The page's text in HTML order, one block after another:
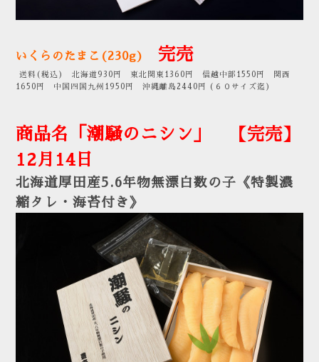
いくらのたまこ(230g) 完売
送料(税込) 北海道930円 東北関東1360円 信越中部1550円 関西
1650円 中国四国九州1950円 沖縄離島2440円 (６０サイズ迄)
商品名「潮騒のニシン」
【完売】
12月14日
北海道厚田産5.6年物無漂白数の子《特製濃
縮タレ・海苔付き》